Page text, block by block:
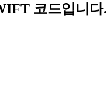
코드입니다.